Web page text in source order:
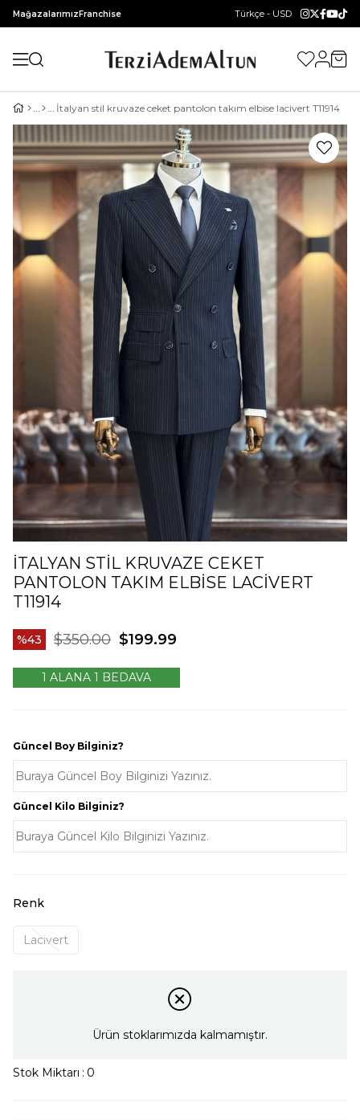
MağazalarımızFranchise Türkçe - USD
İtalyan stil kruvaze ceket pantolon takım elbise lacivert T11914
İTALYAN STIL KRUVAZE CEKET
PANTOLON TAKIM ELBISE LACIVERT
T11914
43 $350.00 $199.99
1 ALANA 1 BEDAVA
Güncel Boy Bilginiz?
Güncel Kilo Bilginiz?
Renk
Lacivert
Ürün stoklarımızda kalmamıştır.
Stok Miktarı : 0